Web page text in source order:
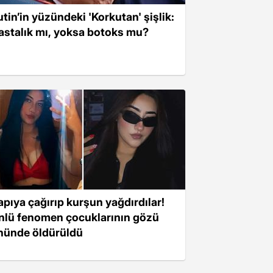
yüzündeki 'Korkutan' şişlik:
mı, yoksa botoks mu?
çağırıp kurşun yağdırdılar!
fenomen çocuklarının gözü
öldürüldü